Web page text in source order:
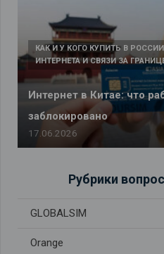
Интернет в Китае: что
заблокировано
КАК И У КОГО КУПИТЬ В
ИНТЕРНЕТА И СВЯЗИ ЗА
17.06.2026
Рубрики
GLOBALSIM
Orange